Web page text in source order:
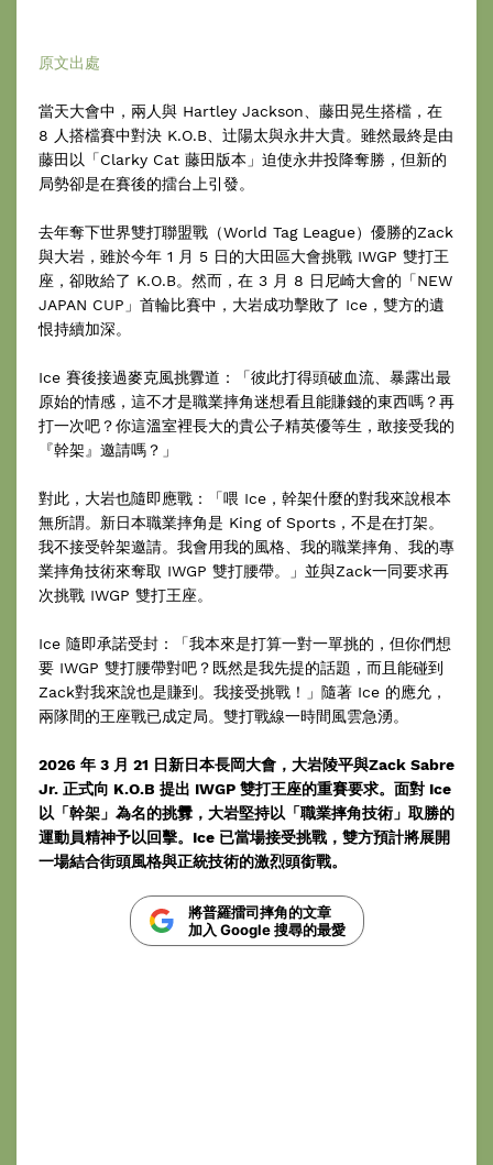
原文出處
當天大會中，兩人與 Hartley Jackson、藤田晃生搭檔，在
8 人搭檔賽中對決 K.O.B、辻陽太與永井大貴。雖然最終是由
藤田以「Clarky Cat 藤田版本」迫使永井投降奪勝，但新的
局勢卻是在賽後的擂台上引發。
去年奪下世界雙打聯盟戰（World Tag League）優勝的Zack
與大岩，雖於今年 1 月 5 日的大田區大會挑戰 IWGP 雙打王
座，卻敗給了 K.O.B。然而，在 3 月 8 日尼崎大會的「NEW
JAPAN CUP」首輪比賽中，大岩成功擊敗了 Ice，雙方的遺
恨持續加深。
Ice 賽後接過麥克風挑釁道：「彼此打得頭破血流、暴露出最
原始的情感，這不才是職業摔角迷想看且能賺錢的東西嗎？再
打一次吧？你這溫室裡長大的貴公子精英優等生，敢接受我的
『幹架』邀請嗎？」
對此，大岩也隨即應戰：「喂 Ice，幹架什麼的對我來說根本
無所謂。新日本職業摔角是 King of Sports，不是在打架。
我不接受幹架邀請。我會用我的風格、我的職業摔角、我的專
業摔角技術來奪取 IWGP 雙打腰帶。」並與Zack一同要求再
次挑戰 IWGP 雙打王座。
Ice 隨即承諾受封：「我本來是打算一對一單挑的，但你們想
要 IWGP 雙打腰帶對吧？既然是我先提的話題，而且能碰到
Zack對我來說也是賺到。我接受挑戰！」隨著 Ice 的應允，
兩隊間的王座戰已成定局。雙打戰線一時間風雲急湧。
2026 年 3 月 21 日新日本長岡大會，大岩陵平與Zack Sabre
Jr. 正式向 K.O.B 提出 IWGP 雙打王座的重賽要求。面對 Ice
以「幹架」為名的挑釁，大岩堅持以「職業摔角技術」取勝的
運動員精神予以回擊。Ice 已當場接受挑戰，雙方預計將展開
一場結合街頭風格與正統技術的激烈頭銜戰。
將普羅擂司摔角的文章
加入 Google 搜尋的最愛